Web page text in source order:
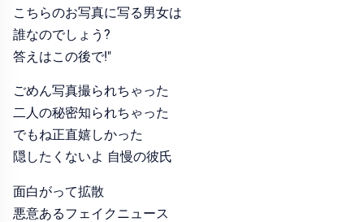
こちらのお写真に写る男女は
誰なのでしょう?
答えはこの後で!"
ごめん写真撮られちゃった
二人の秘密知られちゃった
でもね正直嬉しかった
隠したくないよ 自慢の彼氏
面白がって拡散
悪意あるフェイクニュース